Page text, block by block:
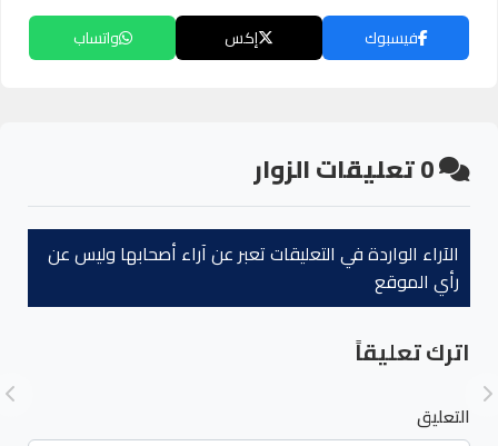
فيسبوك إكس واتساب
0تعليقات الزوار
الآراء الواردة في التعليقات تعبر عن آراء أصحابها وليس عن
رأي الموقع
اترك تعليقاً
التعليق